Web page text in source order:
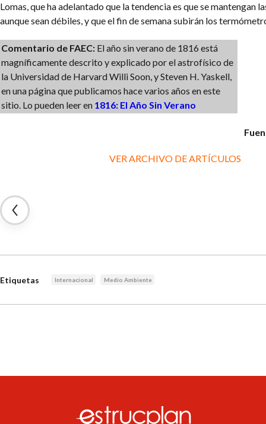
Lomas, que ha adelantado que la tendencia es que se mantengan
aunque sean débiles, y que el fin de semana subirán los
Comentario de FAEC: El año sin verano de 1816 está
magníficamente descrito y explicado por el astrofísico de
la Universidad de Harvard Willi Soon, y Steven H. Yaskell,
en una página que publicamos hace varios años en este
sitio. Lo pueden leer en 1816: El Año Sin Verano
VER ARCHIVO DE ARTÍCULOS
Etiquetas Internacional Medio Ambiente